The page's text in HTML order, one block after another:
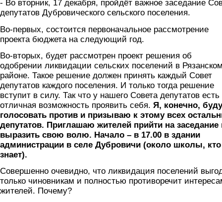
- Во вторник, 17 декабря, пройдёт важное заседание
депутатов Дубровического сельского поселения.
Во-первых, состоится первоначальное рассмотрение
проекта бюджета на следующий год.
Во-вторых, будет рассмотрен проект решения об
одобрении ликвидации сельских поселений в
районе. Такое решение должен принять каждый Совет
депутатов каждого поселения. И только тогда решение
вступит в силу. Так что у нашего Совета депутатов есть
отличная возможность проявить себя. Я, конечно, буду
голосовать против и призываю к этому всех
депутатов. Приглашаю жителей прийти на заседание
выразить свою волю. Начало – в 17.00 в здании
администрации в селе Дубровичи (около школы,
знает).
Совершенно очевидно, что ликвидация поселений
только чиновникам и полностью противоречит
жителей. Почему?